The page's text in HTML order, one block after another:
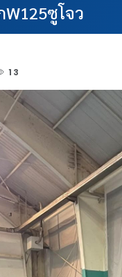
ซูโจว
13